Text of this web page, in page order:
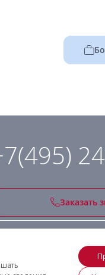
Заказать